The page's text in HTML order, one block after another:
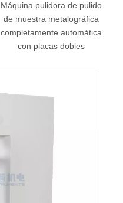
Máquina pulidora de pulido
de muestra metalográfica
completamente automática
con placas dobles